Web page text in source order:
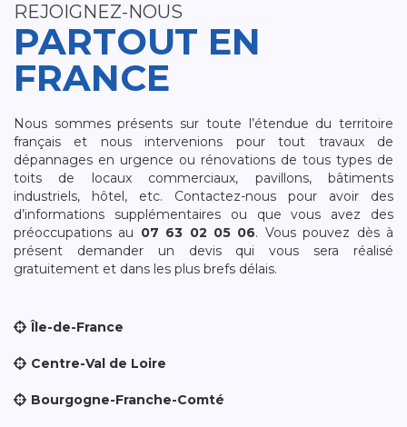
REJOIGNEZ-NOUS
PARTOUT EN
FRANCE
Nous sommes présents sur toute l’étendue du territoire
français et nous intervenions pour tout travaux de
dépannages en urgence ou rénovations de tous types de
toits de locaux commerciaux, pavillons, bâtiments
industriels, hôtel, etc. Contactez-nous pour avoir des
d’informations supplémentaires ou que vous avez des
préoccupations au 07 63 02 05 06. Vous pouvez dès à
présent demander un devis qui vous sera réalisé
gratuitement et dans les plus brefs délais.
Île-de-France
Centre-Val de Loire
Bourgogne-Franche-Comté